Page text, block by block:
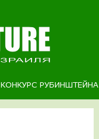
КОНКУРС РУБИНШТЕЙНА